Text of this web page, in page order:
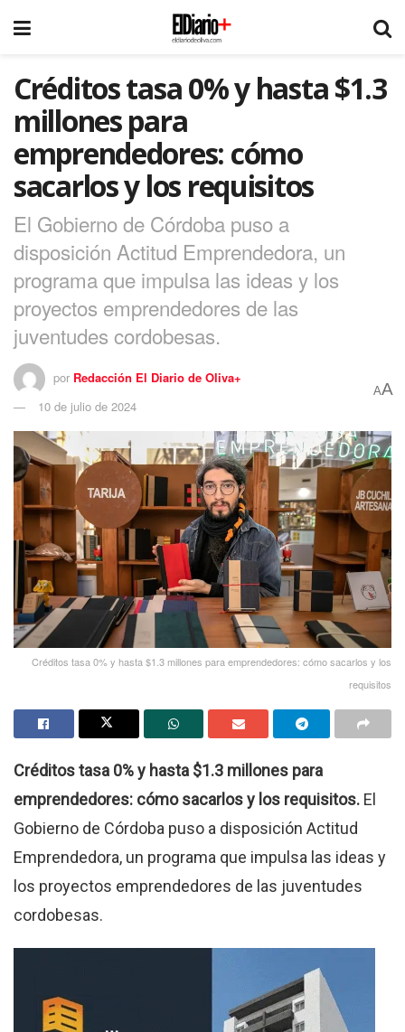
Créditos tasa 0% y hasta $1.3
millones para
emprendedores: cómo
sacarlos y los requisitos
El Gobierno de Córdoba puso a
disposición Actitud Emprendedora, un
programa que impulsa las ideas y los
proyectos emprendedores de las
juventudes cordobesas.
por Redacción El Diario de Oliva+
10 de julio de 2024
AA
Créditos tasa 0% y hasta $1.3 millones para emprendedores: cómo sacarlos y los
requisitos
Créditos tasa 0% y hasta $1.3 millones para
emprendedores: cómo sacarlos y los requisitos. El
Gobierno de Córdoba puso a disposición Actitud
Emprendedora, un programa que impulsa las ideas y
los proyectos emprendedores de las juventudes
cordobesas.